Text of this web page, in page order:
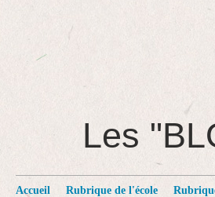
Les
Accueil Rubrique de l'école